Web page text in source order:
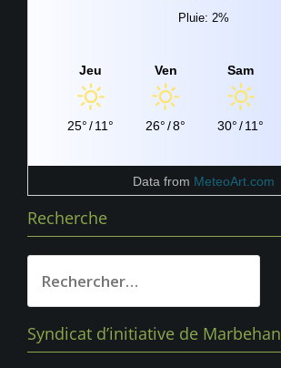
Pluie: 2%
Jeu
25°/11°
Ven
26°/8°
Sam
30°/11°
Data from MeteoArt.com
Recherche
Syndicat d’initiative de Marbehan